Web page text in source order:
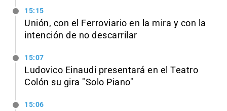
15:15
Unión, con el Ferroviario en la mira y con la
intención de no descarrilar
15:07
Ludovico Einaudi presentará en el Teatro
Colón su gira "Solo Piano"
15:06